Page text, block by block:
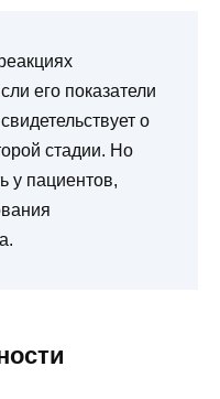
его показатели
о
стадии. Но
у пациентов,